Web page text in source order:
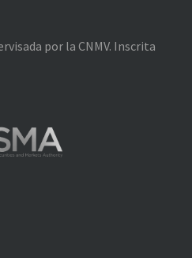
por la CNMV. Inscrita